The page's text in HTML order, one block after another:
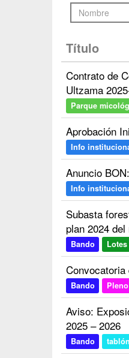
Título
Contrato de
Ultzama
Parque
Aprobación
Info
Anuncio
Info
Subasta
plan 2024
Bando
Convocatoria
Bando Pleno
Aviso:
2025 – 2026
Bando